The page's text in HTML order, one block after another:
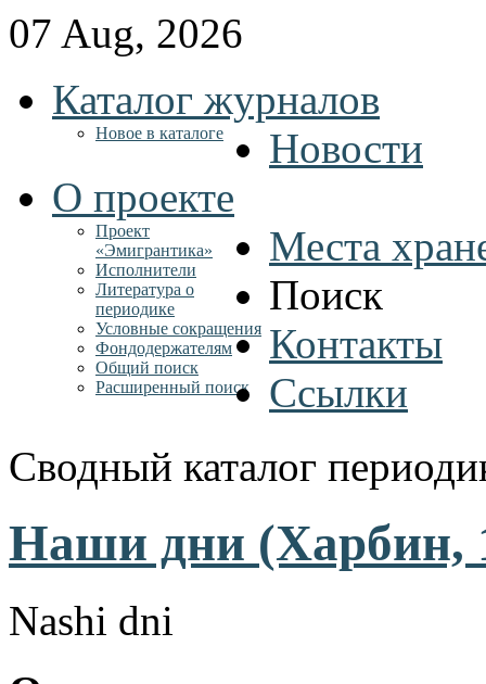
07 Aug, 2026
Каталог журналов
Новое в каталоге
Новости
О проекте
Проект
«Эмигрантика»
Исполнители
Литература о
периодике
Условные сокращения
Фондодержателям
Места
Поиск
Общий поиск
Расширенный поиск
Контакты
Ссылки
Сводный каталог
Наши дни (Харбин,
Nashi dni